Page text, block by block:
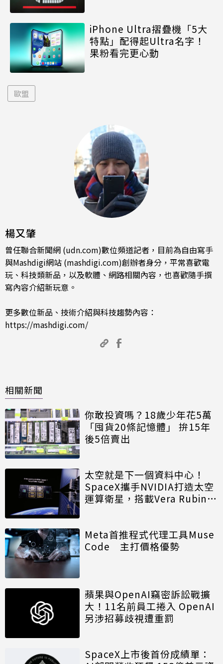
iPhone Ultra摺疊機「5大
特點」配得起Ultra名字！
果粉看完更心動
歐盟
楊又肇
曾任聯合新聞網 (udn.com)數位頻道記者，目前為自由寫手
與Mashdigi網站 (mashdigi.com)創辦者身分，平常喜歡電
玩、科技類新品，以及軟體、網路相關內容，也喜歡隨手撰
寫內容介紹新玩意。
更多數位新品、技術介紹與科技趨勢內容：
https://mashdigi.com/
相關新聞
你敢投資嗎？18歲少年花5萬
「囤貨20條記憶體」 拚15年
後5倍賣出
太空就是下一個資料中心！
SpaceX攜手NVIDIA打造太空
運算衛星，搭載Vera Rubin運
Meta首推程式代理工具Muse
Code 主打價格優勢
蘋果與OpenAI竊密訴訟戰擴
大！11名前員工捲入 OpenAI
另涉招募歧視遭重罰
SpaceX上市後首份成績單：